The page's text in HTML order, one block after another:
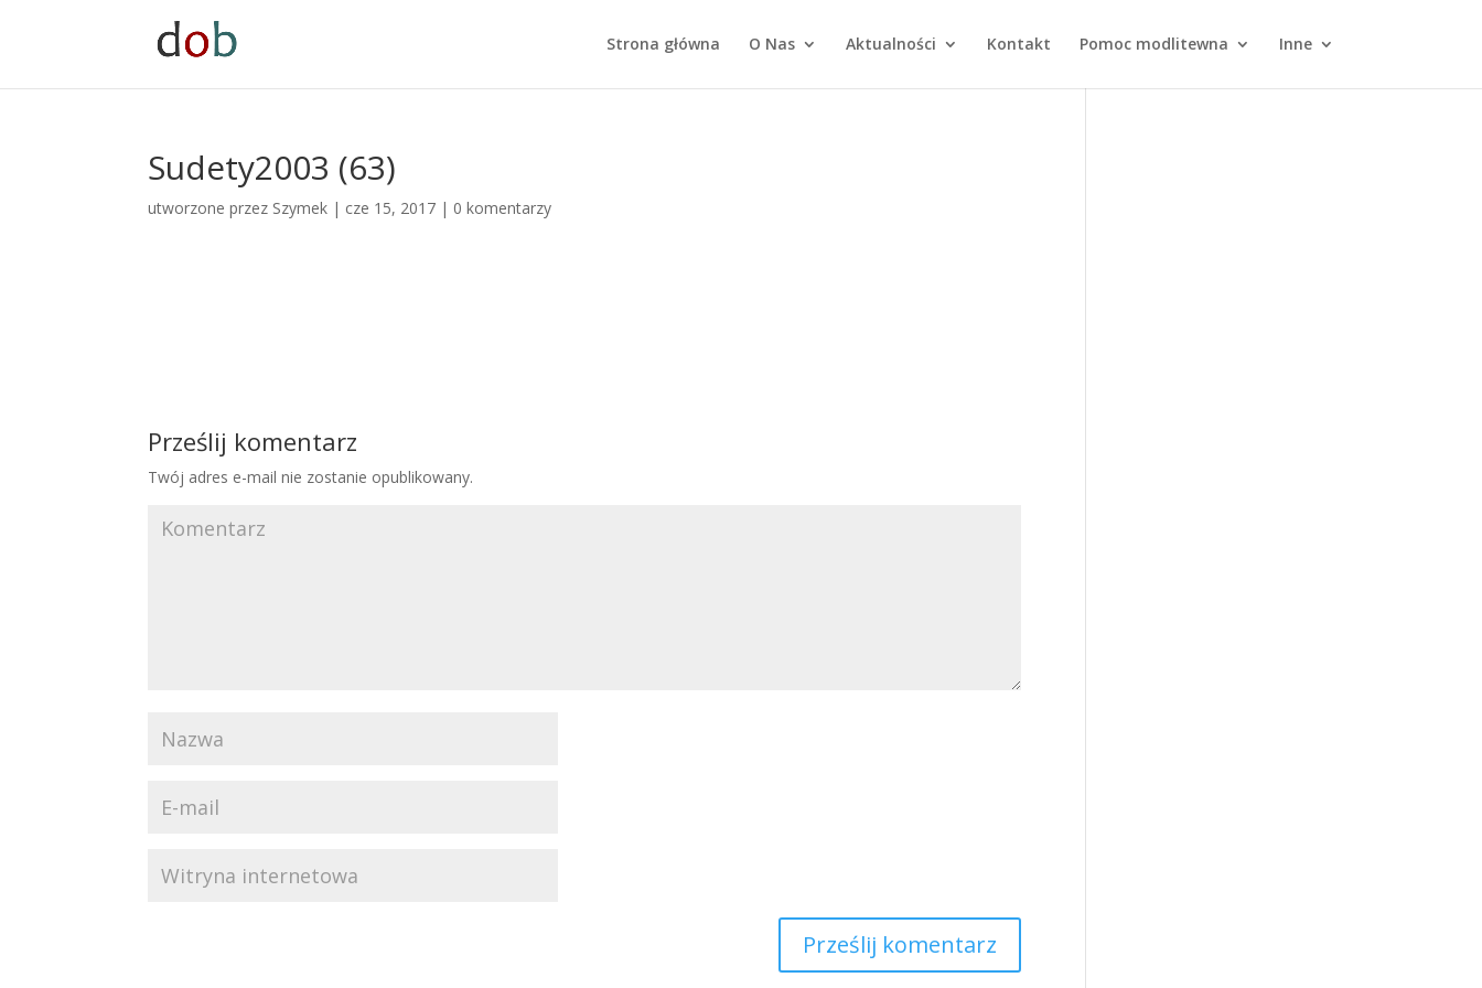
Strona główna O Nas Aktualności Kontakt Pomoc modlitewna Inne
Sudety2003 (63)
utworzone przez Szymek | cze 15, 2017 | 0 komentarzy
Prześlij komentarz
Twój adres e-mail nie zostanie opublikowany.